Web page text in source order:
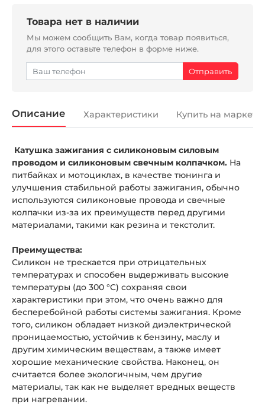
Товара нет в наличии
Мы можем сообщить Вам, когда товар появиться,
для этого оставьте телефон в форме ниже.
Описание Характеристики Купить на
Катушка зажигания с силиконовым силовым
проводом и силиконовым свечным колпачком. На
питбайках и мотоциклах, в качестве тюнинга и
улучшения стабильной работы зажигания, обычно
используются силиконовые провода и свечные
колпачки из-за их преимуществ перед другими
материалами, такими как резина и текстолит.
Преимущества:
Силикон не трескается при отрицательных
температурах и способен выдерживать высокие
температуры (до 300 °C) сохраняя свои
характеристики при этом, что очень важно для
бесперебойной работы системы зажигания. Кроме
того, силикон обладает низкой диэлектрической
проницаемостью, устойчив к бензину, маслу и
другим химическим веществам, а также имеет
хорошие механические свойства. Наконец, он
считается более экологичным, чем другие
материалы, так как не выделяет вредных веществ
при нагревании.